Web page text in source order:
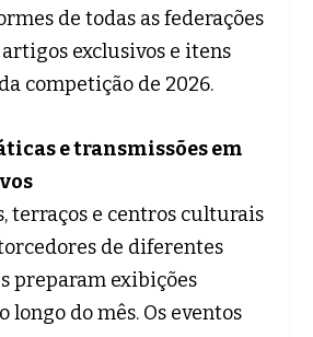
de todas as federações
exclusivos e itens
competição de 2026.
e transmissões em
terraços e centros culturais
de diferentes
preparam exibições
longo do mês. Os eventos